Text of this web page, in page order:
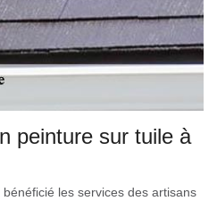
peinture sur tuile à
les services des artisans